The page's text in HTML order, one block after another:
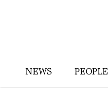
NEWS PEOPLE